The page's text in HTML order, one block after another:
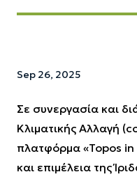
Sep 26, 2025
Σε συνεργασία και
Κλιματικής Αλλαγή
πλατφόρμα «Topos
και επιμέλεια της